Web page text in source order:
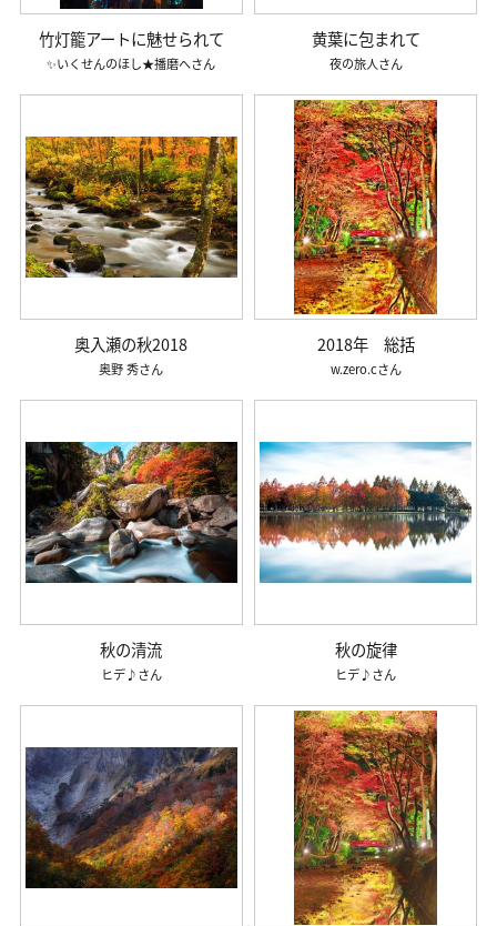
竹灯籠アートに魅せられて
✨いくせんのほし★播磨へ
黄葉に包まれて
夜の旅人
奥入瀬の秋2018
奥野 秀
2018年 総括
w.zero.c
秋の清流
ヒデ♪
秋の旋律
ヒデ♪